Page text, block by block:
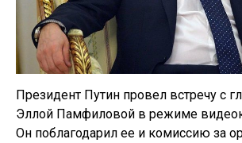
Президент Путин провел встречу с
Эллой Памфиловой в режиме
Он поблагодарил ее и комиссию за